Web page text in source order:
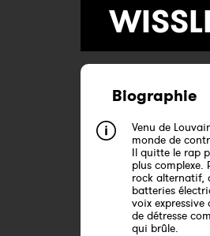
Biographie
Venu de
monde de
Il quitte le rap
plus
rock alternatif,
batteries
voix
de détresse
qui brûle.